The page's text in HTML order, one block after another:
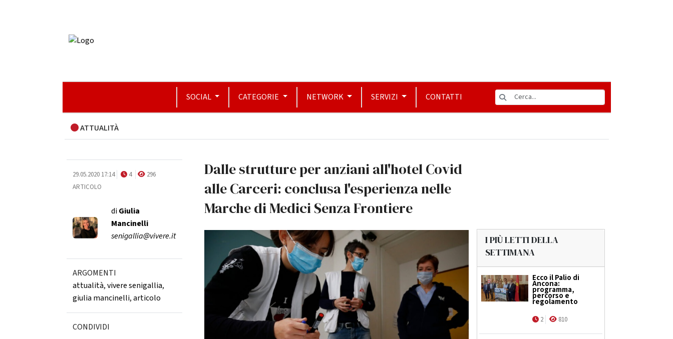
SOCIAL CATEGORIE NETWORK SERVIZI CONTATTI
ATTUALITÀ
29.05.2020 17:14 4
296
ARTICOLO
diGiulia
Mancinelli
senigallia@vivere.it
ARGOMENTI
attualità,vivere senigallia,
giulia mancinelli,articolo
CONDIVIDI
Dalle strutture per anziani all'hotel Covid
alle Carceri: conclusa l'esperienza nelle
Marche di Medici Senza Frontiere
I PIÙ LETTI DELLA
SETTIMANA
Ecco il Palio di
Ancona:
programma,
percorso e
regolamento
2 810